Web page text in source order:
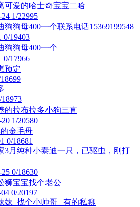
可爱的哈士奇宝宝二哈
24 1/22995
狗狗母400一个联系电话15369199548
0/19403
狗狗母400一个
0/17966
预定
18973
的拉布拉多小狗三直
20 1/20580
金毛母
0/18681
3月纯种小泰迪一只，已驱虫，刚打
25 0/18630
狮宝宝找个老公
0/20197
妹 找个小帅哥 有的私聊